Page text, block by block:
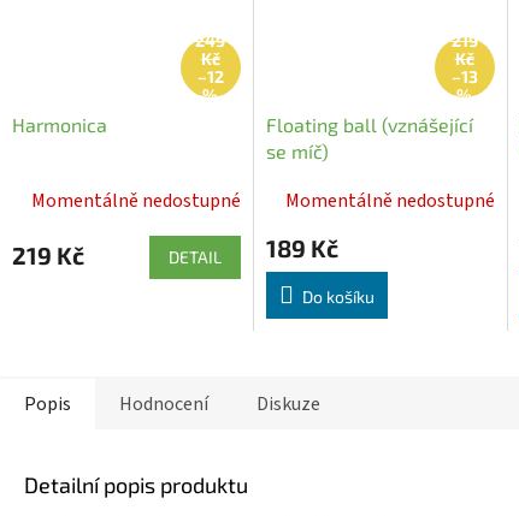
249
Kč
–12
%
Harmonica
Momentálně nedostupné
219 Kč DETAIL
219
Kč
–13
%
Floating ball (vznášející
se míč)
Momentálně nedostupné
189 Kč
Do košíku
Popis Hodnocení Diskuze
Detailní popis produktu